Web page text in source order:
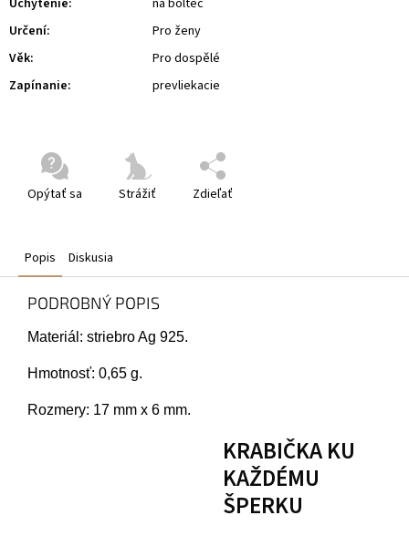
Opýtať sa Strážiť Zdieľať
Určení:
Pro ženy
Věk:
Pro dospělé
Zapínanie: prevliekacie
Popis Diskusia
PODROBNÝ POPIS
Materiál: striebro Ag 925.
Hmotnosť: 0,65 g.
Rozmery: 17 mm x 6 mm.
KRABIČKA KU
KAŽDÉMU
ŠPERKU